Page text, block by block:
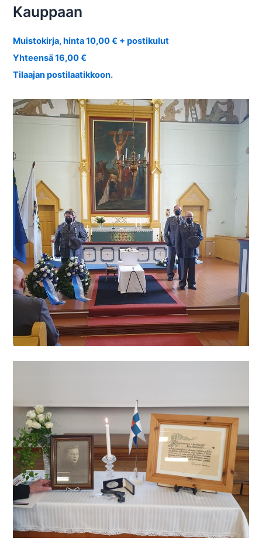
Kauppaan
Muistokirja, hinta 10,00 € + postikulut
Yhteensä 16,00 €
Tilaajan postilaatikkoon.